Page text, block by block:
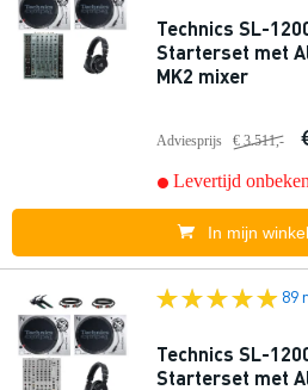
Technics SL-
Starterset met
MK2 mixer
Adviesprijs € 3.511,-
Levertijd
In mijn
89
Technics SL-
Starterset met